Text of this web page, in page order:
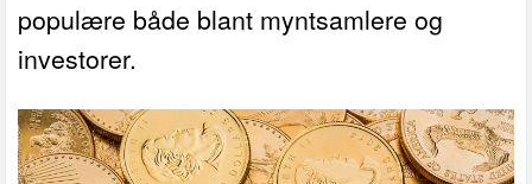
populære både blant myntsamlere og
investorer.